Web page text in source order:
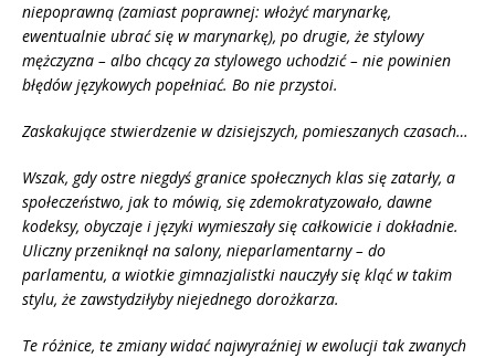
niepoprawną (zamiast poprawnej: włożyć marynarkę,
ewentualnie ubrać się w marynarkę), po drugie, że stylowy
mężczyzna – albo chcący za stylowego uchodzić – nie powinien
błędów językowych popełniać. Bo nie przystoi.
Zaskakujące stwierdzenie w dzisiejszych, pomieszanych czasach…
Wszak, gdy ostre niegdyś granice społecznych klas się zatarły, a
społeczeństwo, jak to mówią, się zdemokratyzowało, dawne
kodeksy, obyczaje i języki wymieszały się całkowicie i dokładnie.
Uliczny przeniknął na salony, nieparlamentarny – do
parlamentu, a wiotkie gimnazjalistki nauczyły się kląć w takim
stylu, że zawstydziłyby niejednego dorożkarza.
Te różnice, te zmiany widać najwyraźniej w ewolucji tak zwanych